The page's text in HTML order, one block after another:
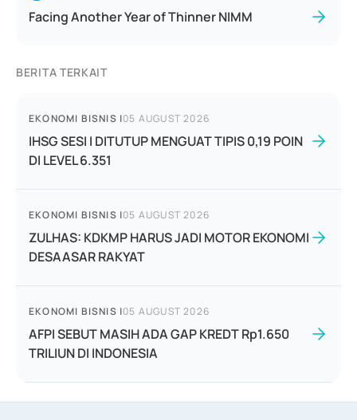
Facing Another Year of Thinner NIMM
BERITA TERKAIT
EKONOMI BISNIS |05 AUGUST 2026
IHSG SESI I DITUTUP MENGUAT TIPIS 0,19 POIN
DI LEVEL 6.351
EKONOMI BISNIS |05 AUGUST 2026
ZULHAS: KDKMP HARUS JADI MOTOR EKONOMI
DESAASAR RAKYAT
EKONOMI BISNIS |05 AUGUST 2026
AFPI SEBUT MASIH ADA GAP KREDT Rp1.650
TRILIUN DI INDONESIA